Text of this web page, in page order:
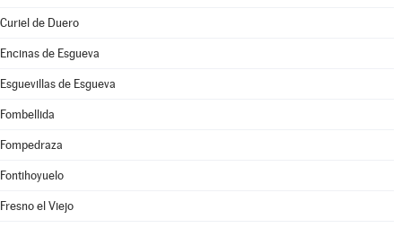
Curiel de Duero
Encinas de Esgueva
Esguevillas de Esgueva
Fombellida
Fompedraza
Fontihoyuelo
Fresno el Viejo